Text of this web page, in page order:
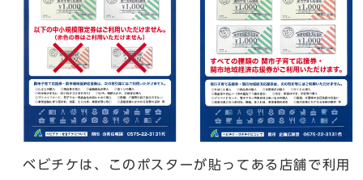
ベビチケは、このポスターが貼ってある店舗で利用